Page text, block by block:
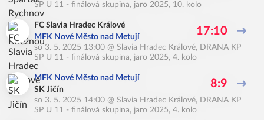
SP U 11 - finálová skupina, jaro 2025, 10. kolo
FC Slavia Hradec Králové
MFK Nové Město nad Metují
17:10
so 3. 5. 2025 13:00 @ Slavia Hradec Králové, DRANA KP
SP U 11 - finálová skupina, jaro 2025, 4. kolo
MFK Nové Město nad Metují
SK Jičín
8:9
so 3. 5. 2025 14:00 @ Slavia Hradec Králové, DRANA KP
SP U 11 - finálová skupina, jaro 2025, 4. kolo